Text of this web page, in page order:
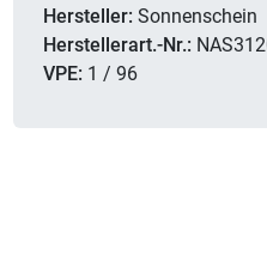
Hersteller: Sonnenschein
Herstellerart.-Nr.:
VPE: 1 / 96